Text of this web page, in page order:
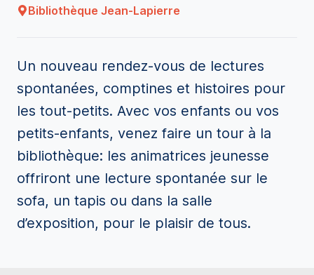
Bibliothèque Jean-Lapierre
Un nouveau rendez-vous de lectures
spontanées, comptines et histoires pour
les tout-petits. Avec vos enfants ou vos
petits-enfants, venez faire un tour à la
bibliothèque: les animatrices jeunesse
offriront une lecture spontanée sur le
sofa, un tapis ou dans la salle
d’exposition, pour le plaisir de tous.